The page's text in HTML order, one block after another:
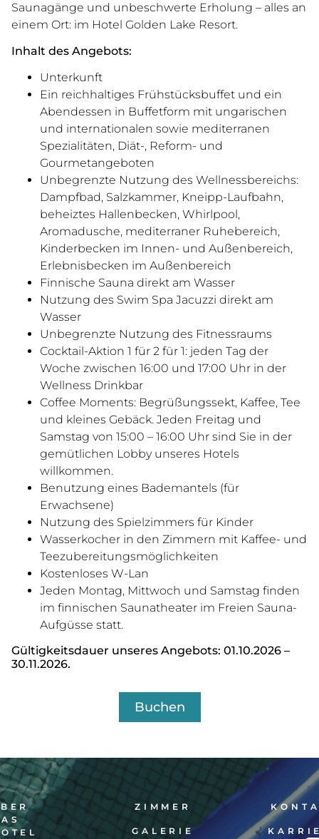
Saunagänge und unbeschwerte Erholung – alles an
einem Ort: im Hotel Golden Lake Resort.
Inhalt des Angebots:
Unterkunft
Ein reichhaltiges Frühstücksbuffet und ein
Abendessen in Buffetform mit ungarischen
und internationalen sowie mediterranen
Spezialitäten, Diät-, Reform- und
Gourmetangeboten
Unbegrenzte Nutzung des Wellnessbereichs:
Dampfbad, Salzkammer, Kneipp-Laufbahn,
beheiztes Hallenbecken, Whirlpool,
Aromadusche, mediterraner Ruhebereich,
Kinderbecken im Innen- und Außenbereich,
Erlebnisbecken im Außenbereich
Finnische Sauna direkt am Wasser
Nutzung des Swim Spa Jacuzzi direkt am
Wasser
Unbegrenzte Nutzung des Fitnessraums
Cocktail-Aktion 1 für 2 für 1: jeden Tag der
Woche zwischen 16:00 und 17:00 Uhr in der
Wellness Drinkbar
Coffee Moments: Begrüßungssekt, Kaffee, Tee
und kleines Gebäck. Jeden Freitag und
Samstag von 15:00 – 16:00 Uhr sind Sie in der
gemütlichen Lobby unseres Hotels
willkommen.
Benutzung eines Bademantels (für
Erwachsene)
Nutzung des Spielzimmers für Kinder
Wasserkocher in den Zimmern mit Kaffee- und
Teezubereitungsmöglichkeiten
Kostenloses W-Lan
Jeden Montag, Mittwoch und Samstag finden
im finnischen Saunatheater im Freien Sauna-
Aufgüsse statt.
Gültigkeitsdauer unseres Angebots: 01.10.2026 –
30.11.2026.
Buchen
ZIMMER
GALERIE